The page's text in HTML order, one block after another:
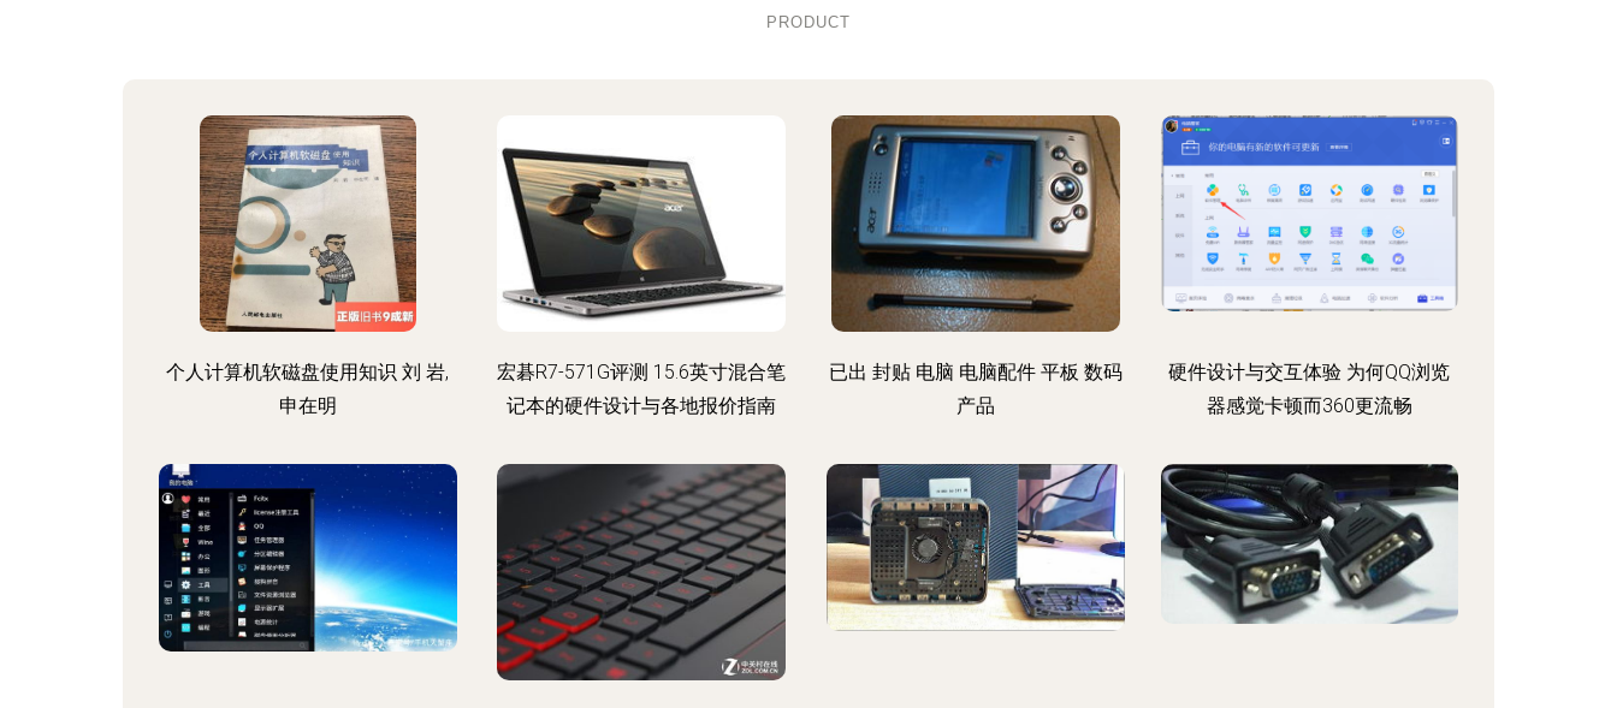
PRODUCT
个人计算机软磁盘使用知识 刘 岩,
申在明
宏碁R7-571G评测 15.6英寸混合笔
记本的硬件设计与各地报价指南
已出 封贴 电脑 电脑配件 平板 数码
产品
硬件设计与交互体验 为何QQ浏览
器感觉卡顿而360更流畅